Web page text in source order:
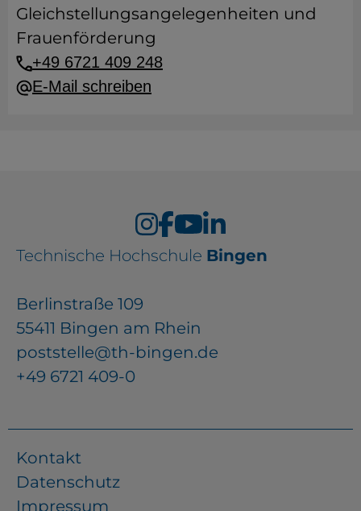
Gleichstellungsangelegenheiten und
Frauenförderung
+49 6721 409 248
E-Mail schreiben
Technische Hochschule Bingen
Berlinstraße 109
55411 Bingen am Rhein
poststelle@th-bingen.de
+49 6721 409-0
Kontakt
Datenschutz
Impressum